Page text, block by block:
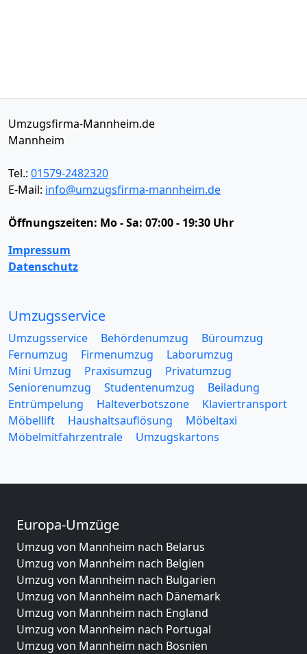
Umzugsfirma-Mannheim.de
Mannheim
Tel.: 01579-2482320
E-Mail: info@umzugsfirma-mannheim.de
Öffnungszeiten: Mo - Sa: 07:00 - 19:30 Uhr
Impressum
Datenschutz
Umzugsservice
Umzugsservice Behördenumzug
Büroumzug
Fernumzug
Firmenumzug
Laborumzug
Mini Umzug
Praxisumzug
Privatumzug
Seniorenumzug
Studentenumzug
Beiladung
Entrümpelung
Halteverbotszone
Klaviertransport
Möbellift
Haushaltsauflösung
Möbeltaxi
Möbelmitfahrzentrale
Umzugskartons
Europa-Umzüge
Umzug von Mannheim nach Belarus
Umzug von Mannheim nach Belgien
Umzug von Mannheim nach Bulgarien
Umzug von Mannheim nach Dänemark
Umzug von Mannheim nach England
Umzug von Mannheim nach Portugal
Umzug von Mannheim nach Bosnien